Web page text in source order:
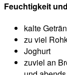
Feuchtigkeit
kalte
zu viel
Joghurt
zuviel an